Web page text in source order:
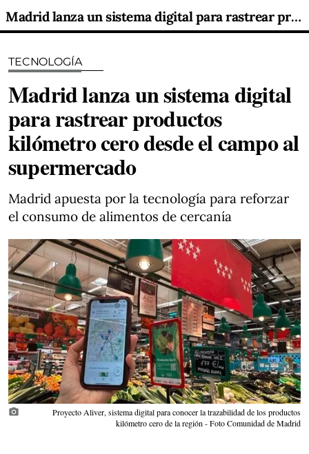
Madrid lanza un sistema digital para rastrear productos kilómetro cero desde el campo al supermercado
TECNOLOGÍA
Madrid lanza un sistema digital
para rastrear productos
kilómetro cero desde el campo al
supermercado
Madrid apuesta por la tecnología para reforzar
el consumo de alimentos de cercanía
photo_camera
Proyecto Aliver, sistema digital para conocer la trazabilidad de los productos
kilómetro cero de la región - Foto Comunidad de Madrid